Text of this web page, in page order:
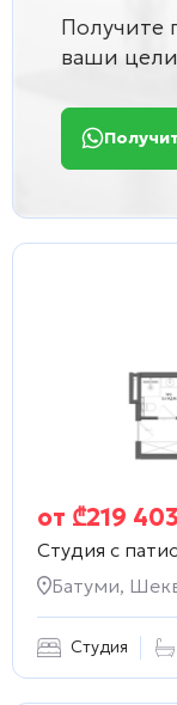
Получите
ваши
от ₾219 403
Студия с
Батуми,
Студия